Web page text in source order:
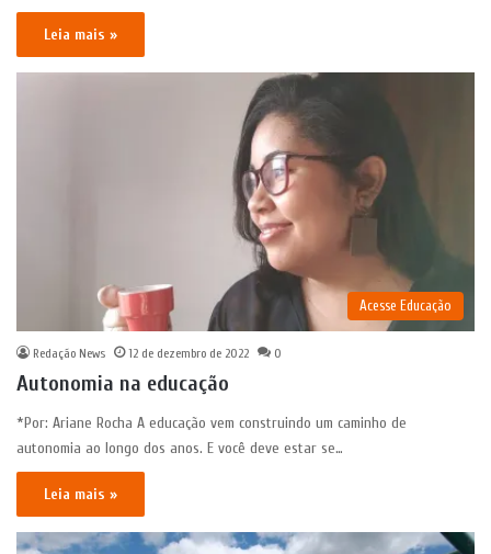
Leia mais »
Acesse Educação
Redação News 12 de dezembro de 2022 0
Autonomia na educação
*Por: Ariane Rocha A educação vem construindo um caminho de
autonomia ao longo dos anos. E você deve estar se…
Leia mais »